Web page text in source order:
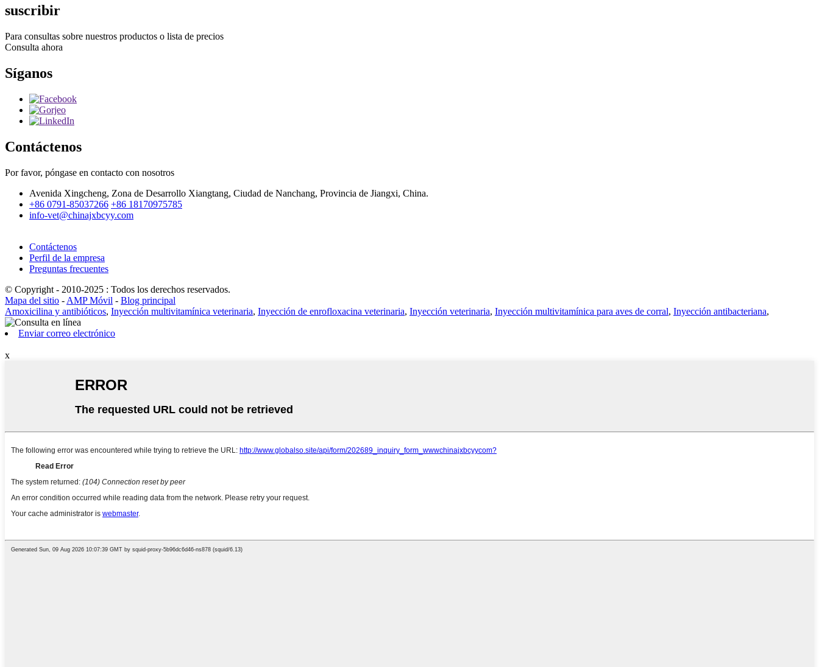
suscribir
Para consultas sobre nuestros productos o lista de precios
Consulta ahora
Síganos
Contáctenos
Por favor, póngase en contacto con nosotros
Avenida Xingcheng, Zona de Desarrollo Xiangtang, Ciudad de Nanchang, Provincia de Jiangxi, China.
+86 0791-85037266 +86 18170975785
info-vet@chinajxbcyy.com
Contáctenos
Perfil de la empresa
Preguntas frecuentes
© Copyright - 2010-2025 : Todos los derechos reservados.
Mapa del sitio - AMP Móvil - Blog principal
Amoxicilina y antibióticos, Inyección multivitamínica veterinaria, Inyección de enrofloxacina veterinaria, Inyección veterinaria, Inyección multivitamínica para aves de corral, Inyección antibacteriana,
Enviar correo electrónico
x